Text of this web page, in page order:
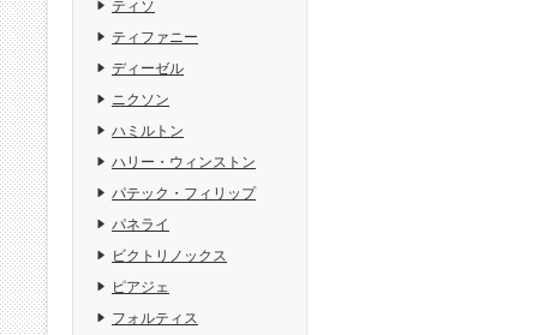
ティソ
ティファニー
ディーゼル
ニクソン
ハミルトン
ハリー・ウィンストン
パテック・フィリップ
パネライ
ビクトリノックス
ピアジェ
フォルティス